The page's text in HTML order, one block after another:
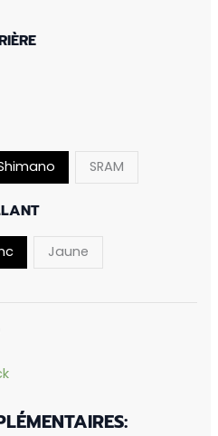
SRAM
Jaune